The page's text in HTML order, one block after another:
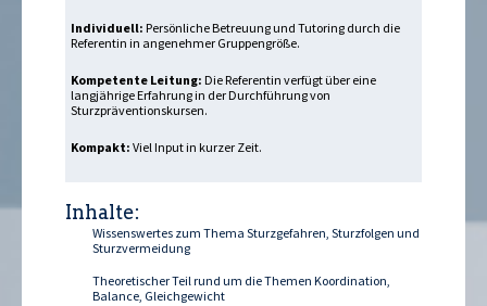
Individuell: Persönliche Betreuung und Tutoring durch die
Referentin in angenehmer Gruppengröße.
Kompetente Leitung: Die Referentin verfügt über eine
langjährige Erfahrung in der Durchführung von
Sturzpräventionskursen.
Kompakt: Viel Input in kurzer Zeit.
Inhalte:
Wissenswertes zum Thema Sturzgefahren, Sturzfolgen und
Sturzvermeidung
Theoretischer Teil rund um die Themen Koordination,
Balance, Gleichgewicht